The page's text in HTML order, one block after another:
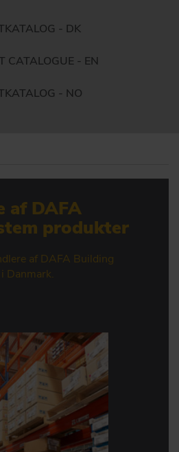
- DK
CATALOGUE - EN
- NO
af DAFA
produkter
af DAFA Building
Danmark.